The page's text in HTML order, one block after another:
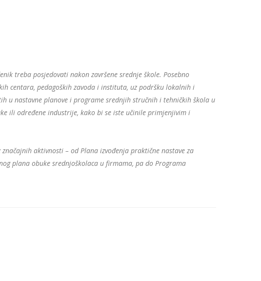
treba posjedovati nakon završene srednje škole. Posebno
centara, pedagoških zavoda i instituta, uz podršku lokalnih i
u nastavne planove i programe srednjih stručnih i tehničkih škola u
ili određene industrije, kako bi se iste učinile primjenjivim i
aktivnosti – od Plana izvođenja praktične nastave za
plana obuke srednjoškolaca u firmama, pa do Programa